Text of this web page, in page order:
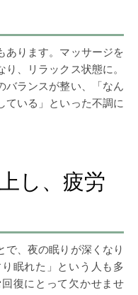
あります。マッサージを
、リラックス状態に。
バランスが整い、「なん
ている」といった不調に
し、疲労
、夜の眠りが深くなり
眠れた」という人も多
復にとって欠かせませ